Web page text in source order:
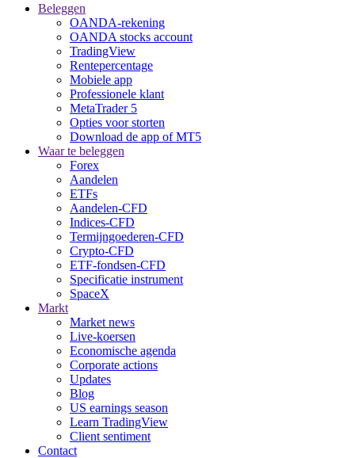
Beleggen
OANDA-rekening
OANDA stocks account
TradingView
Rentepercentage
Mobiele app
Professionele klant
MetaTrader 5
Opties voor storten
Download de app of MT5
Waar te beleggen
Forex
Aandelen
ETFs
Aandelen-CFD
Indices-CFD
Termijngoederen-CFD
Crypto-CFD
ETF-fondsen-CFD
Specificatie instrument
SpaceX
Markt
Market news
Live-koersen
Economische agenda
Corporate actions
Updates
Blog
US earnings season
Learn TradingView
Client sentiment
Contact